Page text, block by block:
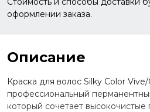
оформлении заказа.
Описание
Краска для волос Silky Color
профессиональный
который сочетает высокочистые